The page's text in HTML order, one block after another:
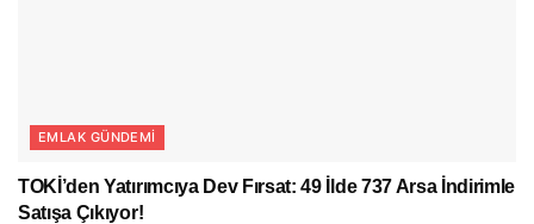
EMLAK GÜNDEMI
TOKİ’den Yatırımcıya Dev Fırsat: 49 İlde 737 Arsa İndirimle
Satışa Çıkıyor!